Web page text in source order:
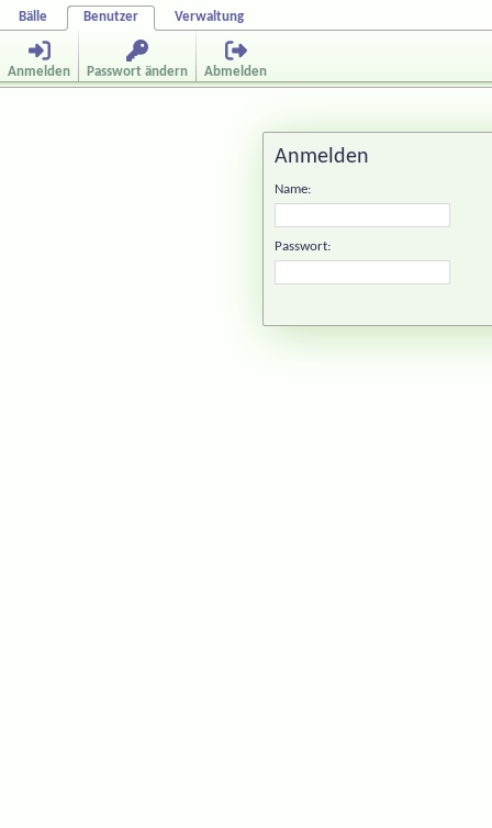
Bälle Benutzer Verwaltung
Anmelden Passwort ändern Abmelden
Anmelden
Name:
Passwort: